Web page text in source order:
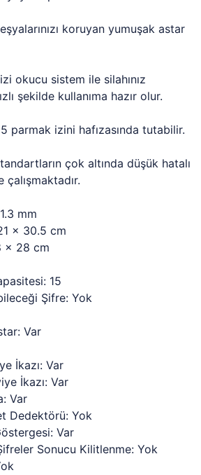
koruyan yumuşak astar
okucu sistem ile silahınız
şekilde kullanıma hazır olur.
parmak izini hafızasında tutabilir.
çok altında düşük hatalı
çalışmaktadır.
mm
x 30.5 cm
x 28 cm
15
Şifre: Yok
Var
İkazı: Var
İkazı: Var
Var
Dedektörü: Yok
Var
Sonucu Kilitlenme: Yok